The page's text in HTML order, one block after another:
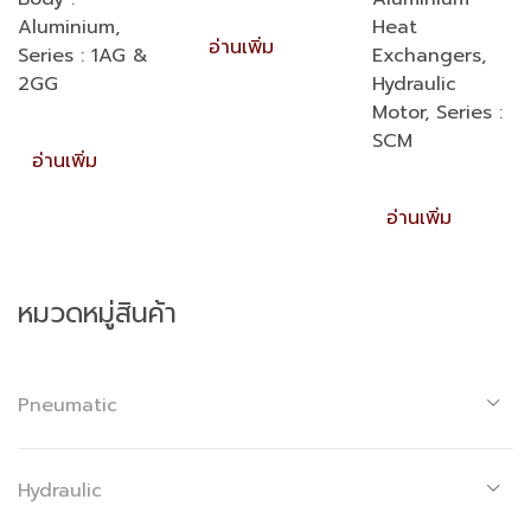
Aluminium,
Series : 1AG &
2GG
อ่านเพิ่ม
อ่านเพิ่ม
Heat
Exchangers,
Hydraulic
Motor, Series :
SCM
อ่านเพิ่ม
หมวดหมู่สินค้า
Pneumatic
Hydraulic